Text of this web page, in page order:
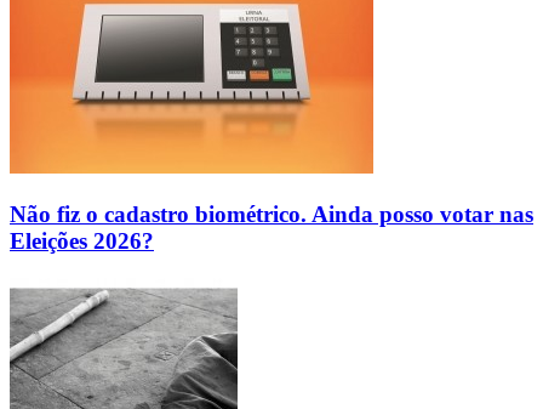
Não fiz o cadastro biométrico. Ainda posso votar nas
Eleições 2026?